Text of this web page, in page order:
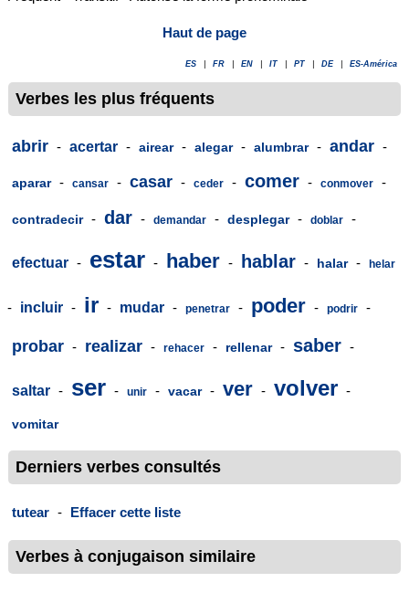
Haut de page
ES FR EN IT PT DE ES-América
Verbes les plus fréquents
abrir - acertar - airear - alegar - alumbrar - andar -
aparar - cansar - casar - ceder - comer - conmover -
contradecir - dar - demandar - desplegar - doblar -
efectuar - estar - haber - hablar - halar - helar
- incluir - ir - mudar - penetrar - poder - podrir -
probar - realizar - rehacer - rellenar - saber -
saltar - ser - unir - vacar - ver - volver -
vomitar
Derniers verbes consultés
tutear - Effacer cette liste
Verbes à conjugaison similaire